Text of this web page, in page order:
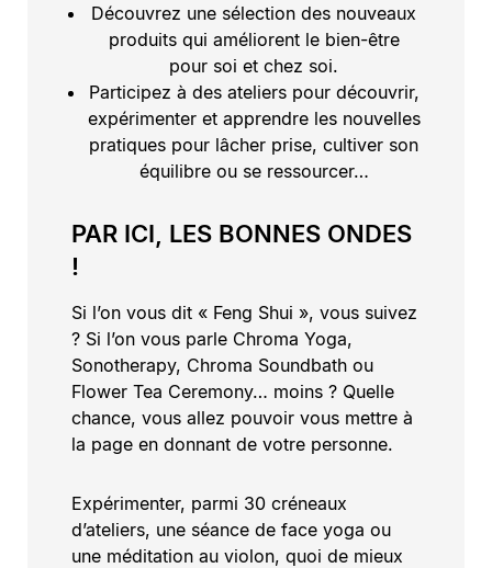
Découvrez une sélection des nouveaux
produits qui améliorent le bien-être
pour soi et chez soi.
Participez à des ateliers pour découvrir,
expérimenter et apprendre les nouvelles
pratiques pour lâcher prise, cultiver son
équilibre ou se ressourcer…
PAR ICI, LES BONNES ONDES
!
Si l’on vous dit « Feng Shui », vous suivez
? Si l’on vous parle Chroma Yoga,
Sonotherapy, Chroma Soundbath ou
Flower Tea Ceremony… moins ? Quelle
chance, vous allez pouvoir vous mettre à
la page en donnant de votre personne.
Expérimenter, parmi 30 créneaux
d’ateliers, une séance de face yoga ou
une méditation au violon, quoi de mieux